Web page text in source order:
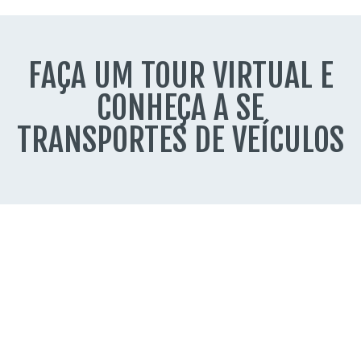
FAÇA UM TOUR VIRTUAL E
CONHEÇA A SE
TRANSPORTES DE VEÍCULOS